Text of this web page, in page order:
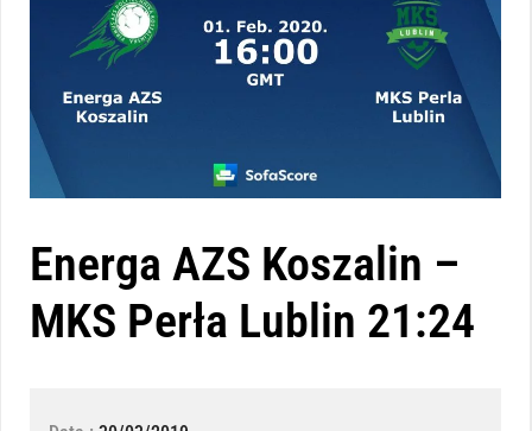
Energa AZS Koszalin –
MKS Perła Lublin 21:24